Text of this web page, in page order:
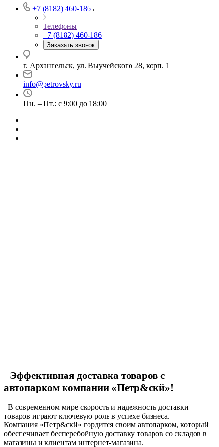
+7 (8182) 460-186
Телефоны
+7 (8182) 460-186
Заказать звонок
г. Архангельск, ул. Выучейского 28, корп. 1
info@petrovsky.ru
Пн. – Пт.: с 9:00 до 18:00
Эффективная доставка товаров с
автопарком компании «Петр&скй»!
В современном мире скорость и надежность доставки
товаров играют ключевую роль в успехе бизнеса.
Компания «Петр&скй» гордится своим автопарком, который
обеспечивает бесперебойную доставку товаров со складов в
магазины и клиентам интернет-магазина.